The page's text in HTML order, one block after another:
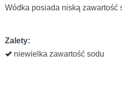
Wódka posiada niską zawartość
Zalety:
niewielka zawartość sodu